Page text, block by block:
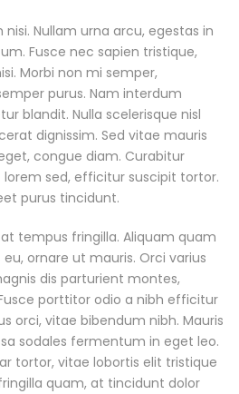
Nullam urna arcu, egestas in
Fusce nec sapien tristique,
Morbi non mi semper,
purus. Nam interdum
blandit. Nulla scelerisque nisl
dignissim. Sed vitae mauris
congue diam. Curabitur
sed, efficitur suscipit tortor.
purus tincidunt.
tempus fringilla. Aliquam quam
ornare ut mauris. Orci varius
dis parturient montes,
porttitor odio a nibh efficitur
orci, vitae bibendum nibh. Mauris
sodales fermentum in eget leo.
tortor, vitae lobortis elit tristique
quam, at tincidunt dolor